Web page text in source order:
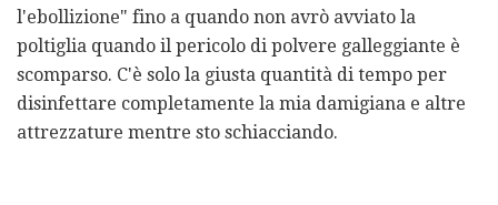
l'ebollizione" fino a quando non avrò avviato la
poltiglia quando il pericolo di polvere galleggiante è
scomparso. C'è solo la giusta quantità di tempo per
disinfettare completamente la mia damigiana e altre
attrezzature mentre sto schiacciando.